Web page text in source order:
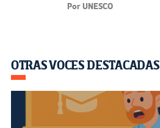
Por UNESCO
OTRAS VOCES DESTACADAS